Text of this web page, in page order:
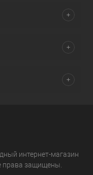
интернет-магазин
права защищены.